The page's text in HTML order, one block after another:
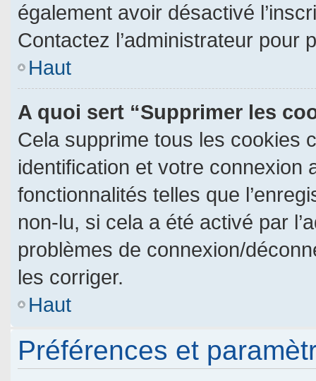
également avoir désactivé
Contactez l’administrateur pour
Haut
A quoi sert “Supprimer les
Cela supprime tous les cookies
identification et votre connexion
fonctionnalités telles que
non-lu, si cela a été activé par
problèmes de connexion/
les corriger.
Haut
Préférences et